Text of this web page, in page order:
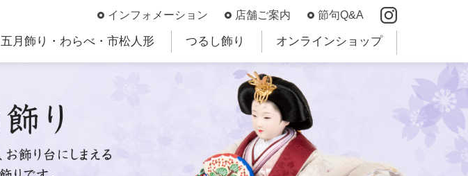
インフォメーション 店舗ご案内 節句Q&A
五月飾り・わらべ・市松人形 つるし飾り オンラインショップ